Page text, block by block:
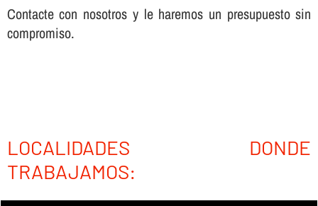
Contacte con nosotros y le haremos un presupuesto sin
compromiso.
LOCALIDADES DONDE
TRABAJAMOS: